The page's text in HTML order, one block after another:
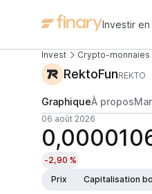
Investir
Invest Crypto-monnaies
RektoFunREKTO
GraphiqueÀ propos
06 août 2026
-2,90 %
Prix
Capitalisation